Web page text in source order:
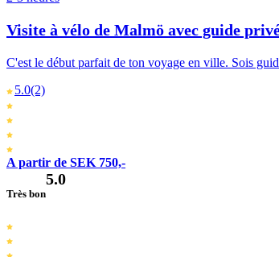
Visite à vélo de Malmö avec guide
C'est le début parfait de ton voyage en ville. Sois
5.0(2)
A partir de SEK 750,-
Très bon
5.0